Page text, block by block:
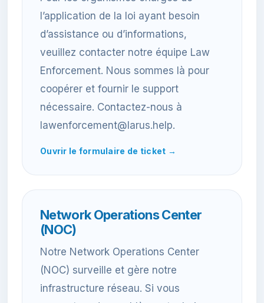
l’application de la loi ayant besoin
d’assistance ou d’informations,
veuillez contacter notre équipe Law
Enforcement. Nous sommes là pour
coopérer et fournir le support
nécessaire. Contactez-nous à
lawenforcement@larus.help.
Ouvrir le formulaire de ticket →
Network Operations Center
(NOC)
Notre Network Operations Center
(NOC) surveille et gère notre
infrastructure réseau. Si vous